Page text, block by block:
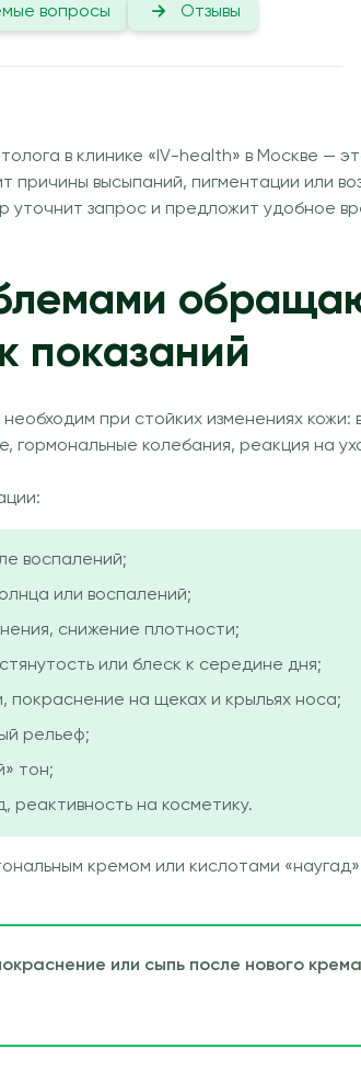
вопросы Отзывы
в клинике «IV-health» в Москве —
причины высыпаний, пигментации или
уточнит запрос и предложит удобное
показаний
при стойких изменениях
гормональные колебания, реакция
воспалений;
или воспалений;
снижение плотности;
или блеск к середине дня;
покраснение на щеках и крыльях носа;
рельеф;
тон;
реактивность на косметику.
кремом или кислотами
или сыпь после нового